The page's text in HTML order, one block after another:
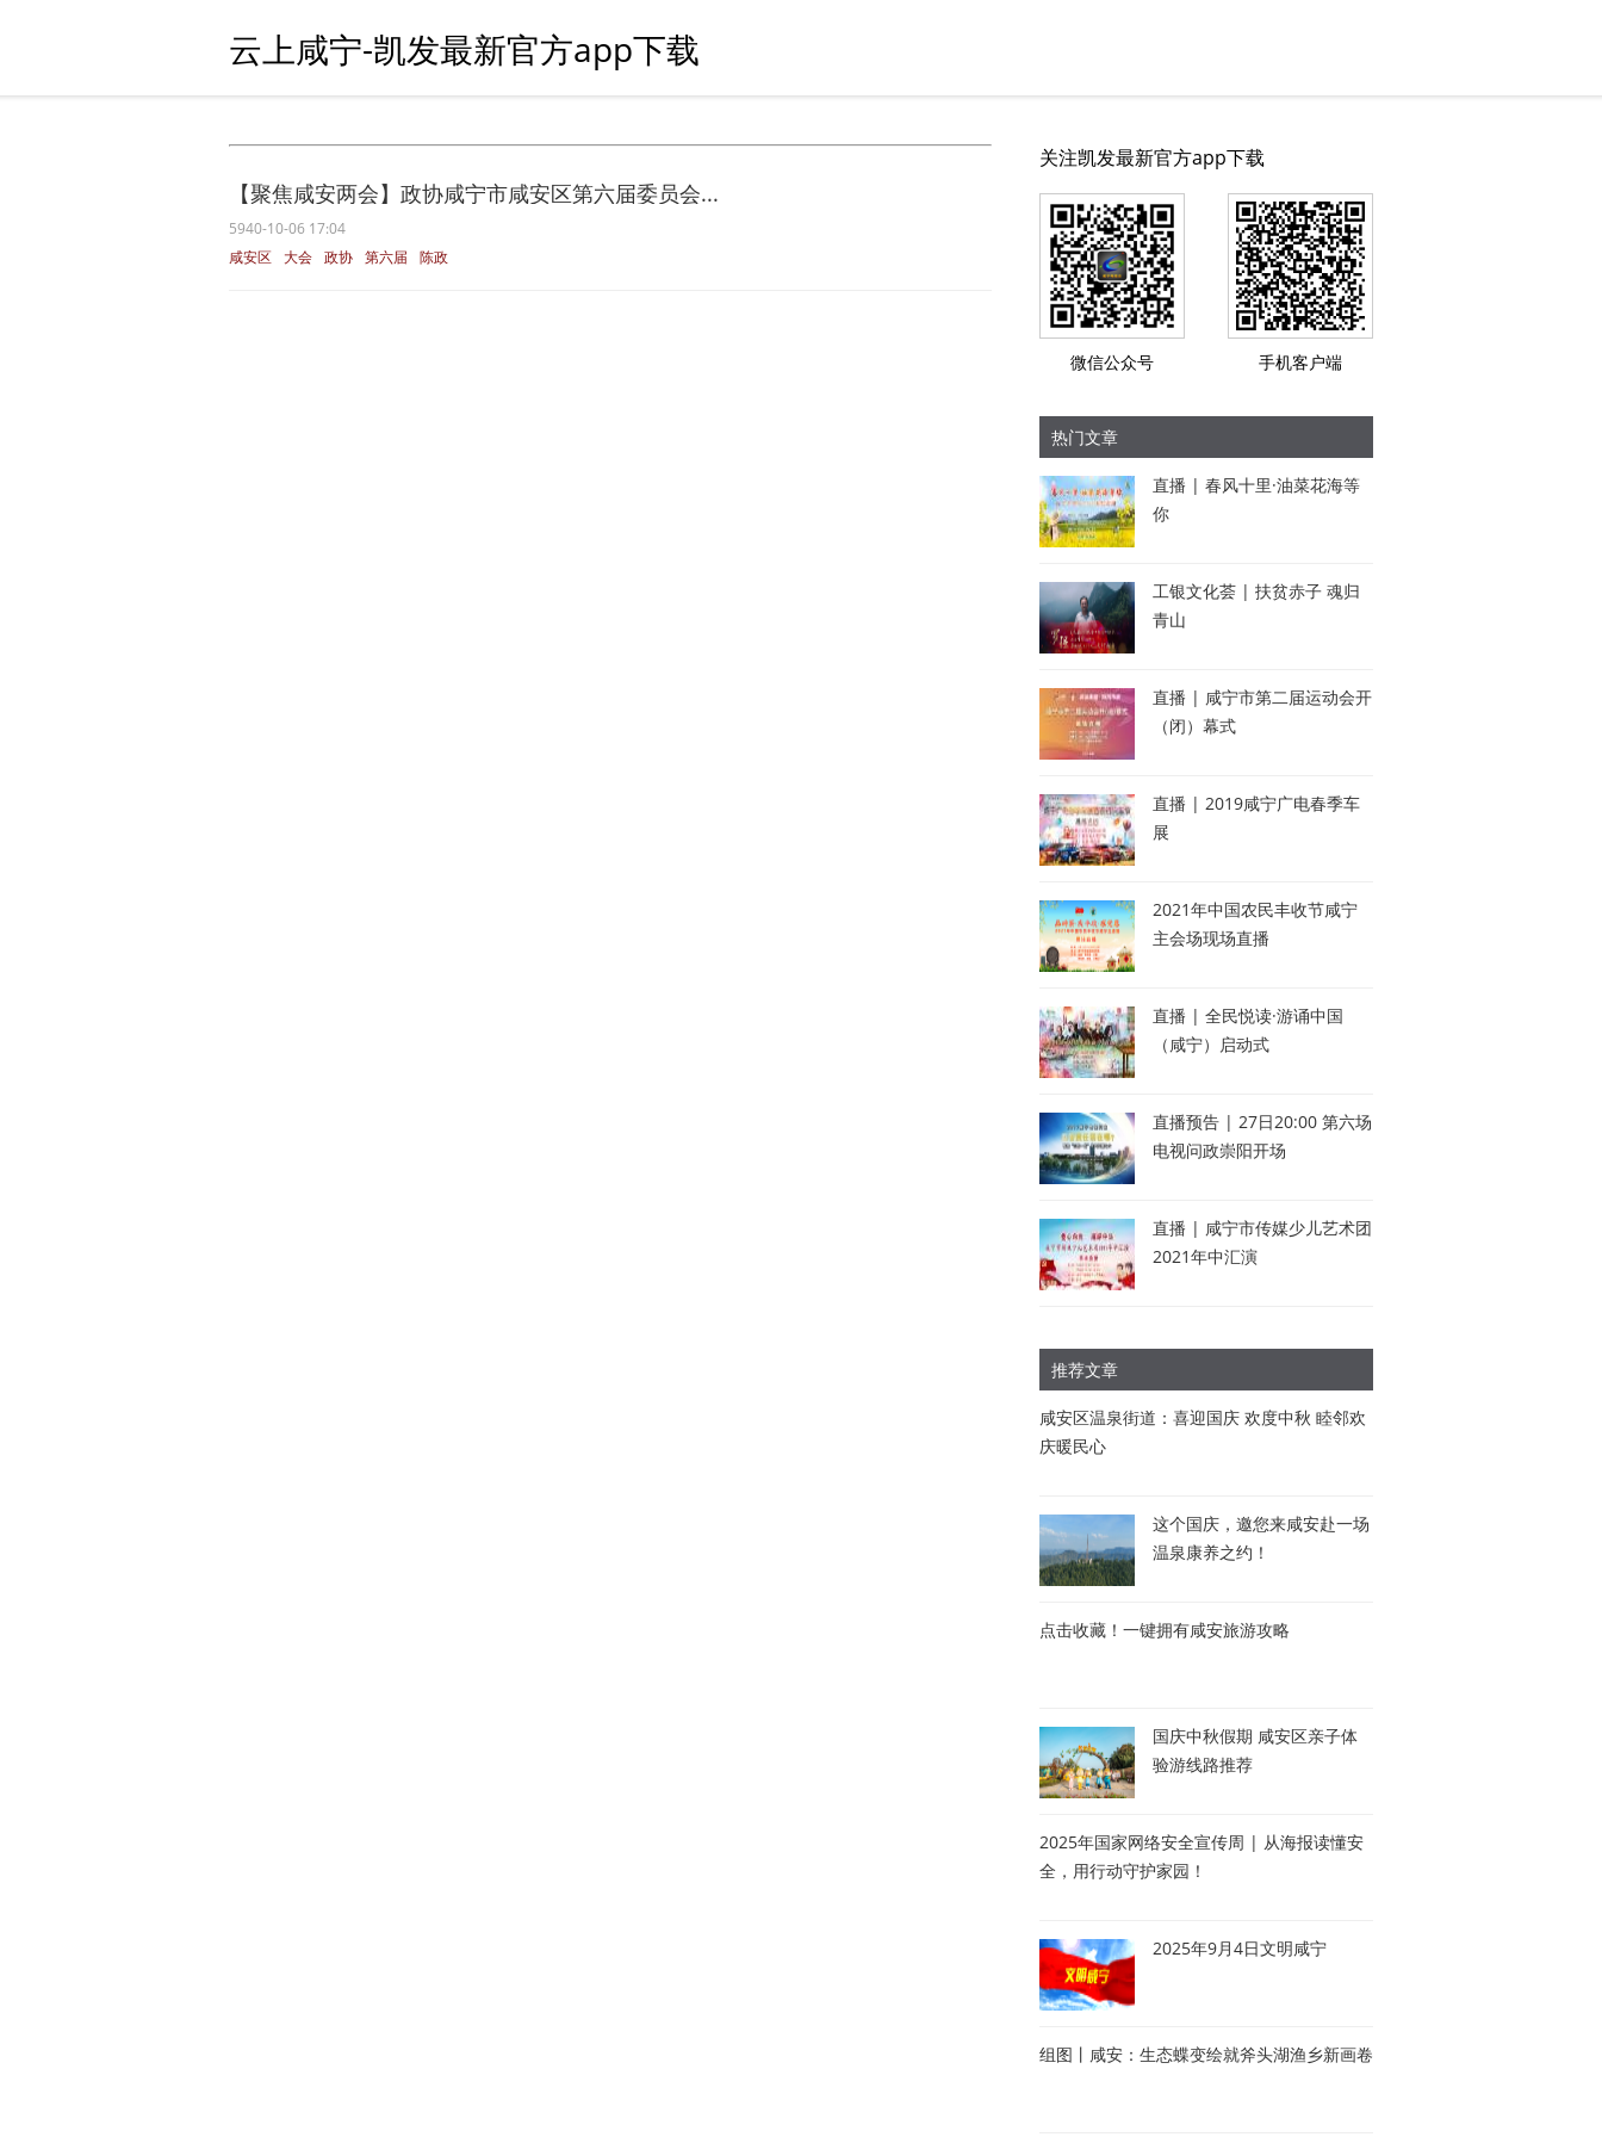
云上咸宁-凯发最新官方app下载
【聚焦咸安两会】政协咸宁市咸安区第六届委员会...
5940-10-06 17:04
咸安区 大会 政协 第六届 陈政
关注凯发最新官方app下载
微信公众号 手机客户端
热门文章
直播 | 春风十里·油菜花海等
你
工银文化荟 | 扶贫赤子 魂归
青山
直播 | 咸宁市第二届运动会开
（闭）幕式
直播 | 2019咸宁广电春季车
展
2021年中国农民丰收节咸宁
主会场现场直播
直播 | 全民悦读·游诵中国
（咸宁）启动式
直播预告 | 27日20:00 第六场
电视问政崇阳开场
直播 | 咸宁市传媒少儿艺术团
2021年中汇演
推荐文章
咸安区温泉街道：喜迎国庆 欢度中秋 睦邻欢
庆暖民心
这个国庆，邀您来咸安赴一场
温泉康养之约！
点击收藏！一键拥有咸安旅游攻略
国庆中秋假期 咸安区亲子体
验游线路推荐
2025年国家网络安全宣传周 | 从海报读懂安
全，用行动守护家园！
2025年9月4日文明咸宁
组图丨咸安：生态蝶变绘就斧头湖渔乡新画卷